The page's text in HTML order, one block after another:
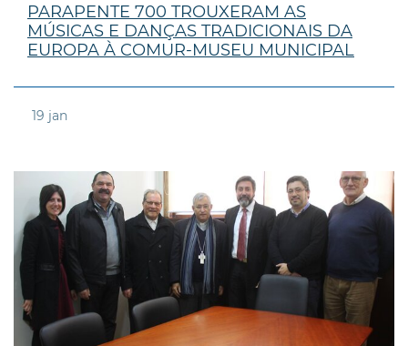
PARAPENTE 700 TROUXERAM AS
MÚSICAS E DANÇAS TRADICIONAIS DA
EUROPA À COMUR-MUSEU MUNICIPAL
19 jan